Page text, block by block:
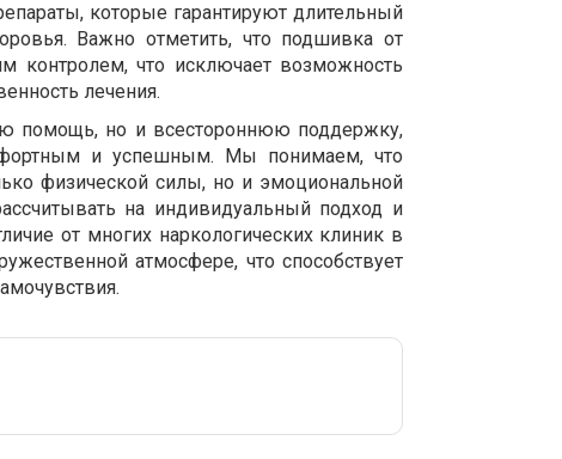
которые гарантируют длительный
Важно отметить, что подшивка от
контролем, что исключает возможность
лечения.
помощь, но и всестороннюю поддержку,
и успешным. Мы понимаем, что
физической силы, но и эмоциональной
на индивидуальный подход и
от многих наркологических клиник в
атмосфере, что способствует